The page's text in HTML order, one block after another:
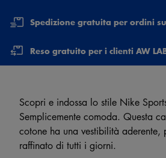
Spedizione gratuita per ordini
Reso gratuito per i clienti AW
Scopri e indossa lo stile Nike
Semplicemente comoda. Questa
cotone ha una vestibilità aderente,
raffinato di tutti i giorni.